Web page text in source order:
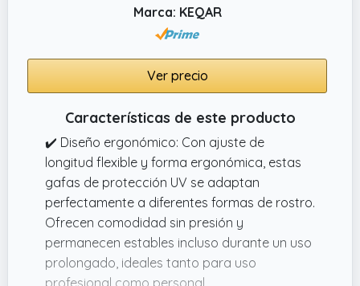
que son más seguros para los clientes.
Marca: KEQAR
Ver precio
Características de este producto
✔️ Diseño ergonómico: Con ajuste de
longitud flexible y forma ergonómica, estas
gafas de protección UV se adaptan
perfectamente a diferentes formas de rostro.
Ofrecen comodidad sin presión y
permanecen estables incluso durante un uso
prolongado, ideales tanto para uso
profesional como personal